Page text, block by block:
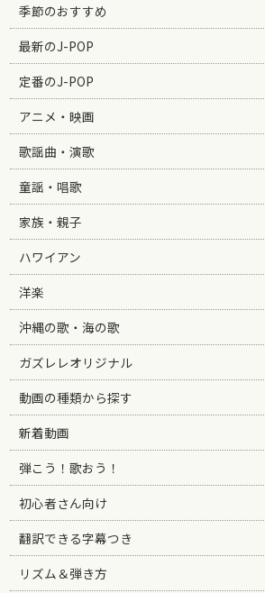
季節のおすすめ
最新のJ-POP
定番のJ-POP
アニメ・映画
歌謡曲・演歌
童謡・唱歌
家族・親子
ハワイアン
洋楽
沖縄の歌・海の歌
ガズレレオリジナル
動画の種類から探す
新着動画
弾こう！歌おう！
初心者さん向け
翻訳できる字幕つき
リズム＆弾き方